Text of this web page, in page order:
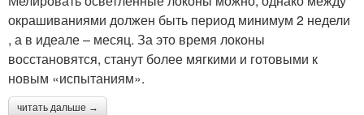
окрашиваниями должен быть период минимум 2 недели
, а в идеале – месяц. За это время локоны
восстановятся, станут более мягкими и готовыми к
новым «испытаниям».
читать дальше →